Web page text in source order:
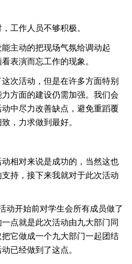
工作人员不够积极。
能主动的把现场气氛给调动起
表演而忘工作的现象。
次活动，但是在许多方面特别
方面的建设仍需加强。我们会
中尽力改善缺点，避免重蹈覆
，力求做到最好。
相对来说是成功的，当然这也
持，接下来我就对于此次活动
动开始前对学生会所有成员做了
点就是此次活动由九大部门同
它做成一个九大部门一起团结
已经做到了这点。